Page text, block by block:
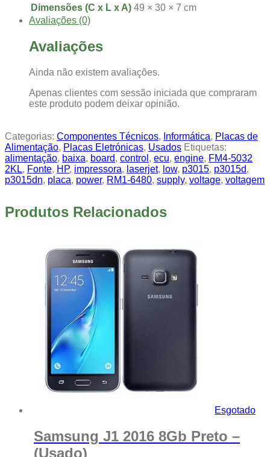
Dimensões (C x L x A) 49 × 30 × 7 cm
Avaliações (0)
Avaliações
Ainda não existem avaliações.
Apenas clientes com sessão iniciada que compraram
este produto podem deixar opinião.
Categorias: Componentes Técnicos, Informática, Placas de
Alimentação, Placas Eletrónicas, Usados Etiquetas:
alimentação, baixa, board, control , ecu, engine, FM4-5032
2KL, Fonte, HP, impressora, laserjet, low, p3015, p3015d,
p3015dn, placa, power, RM1-6480, supply, voltage, voltagem
Produtos Relacionados
Esgotado
Samsung J1 2016 8Gb Preto –
(Usado)